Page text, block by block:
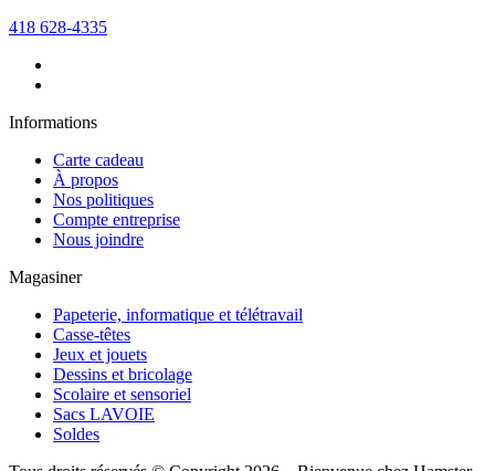
418 628-4335
Informations
Carte cadeau
À propos
Nos politiques
Compte entreprise
Nous joindre
Magasiner
Papeterie, informatique et télétravail
Casse-têtes
Jeux et jouets
Dessins et bricolage
Scolaire et sensoriel
Sacs LAVOIE
Soldes